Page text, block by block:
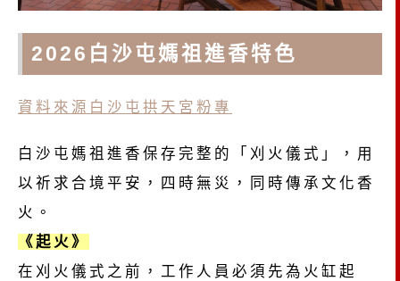
2026白沙屯媽祖進香特色
資料來源白沙屯拱天宮粉專
白沙屯媽祖進香保存完整的「刈火儀式」，用
以祈求合境平安，四時無災，同時傳承文化香
火。
《起火》
在刈火儀式之前，工作人員必須先為火缸起